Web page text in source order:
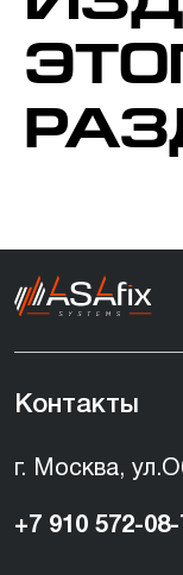
© 2023-2026Asafix Все
Политика
Контакты
+7 910 572-08-72
г. Москва,